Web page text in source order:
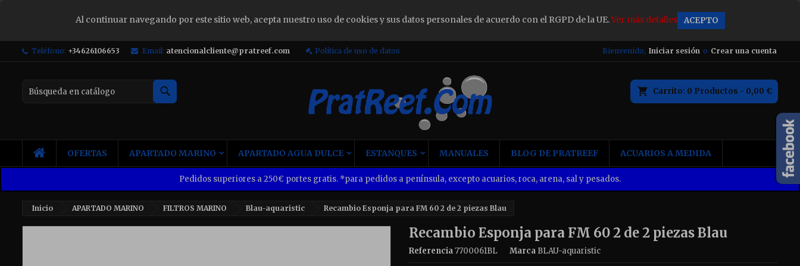
Al continuar navegando por este sitio web, acepta nuestro uso de cookies y sus datos personales de acuerdo con el RGPD de la UE.Ver más detalles ACEPTO
Teléfono: +34626106653 Email: atencionalcliente@pratreef.com Política de uso de datos Bienvenido, Iniciar sesión o Crear una cuenta
Carrito 0 Productos - 0,00 €
INICIOOFERTAS APARTADO MARINO APARTADO AGUA DULCE ESTANQUES MANUALES BLOG DE PRATREEF ACUARIOS A MEDIDA
Pedidos superiores a 250€ portes gratis. *para pedidos a península, excepto acuarios, roca, arena, sal y pesados.
Inicio APARTADO MARINO FILTROS MARINO Blau-aquaristic Recambio Esponja para FM 60 2 de 2 piezas Blau
Recambio Esponja para FM 60 2 de 2 piezas Blau
Referencia7700061BL Marca BLAU-aquaristic
×